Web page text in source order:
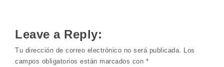
Leave a Reply:
Tu dirección de correo electrónico no será publicada. Los
campos obligatorios están marcados con *